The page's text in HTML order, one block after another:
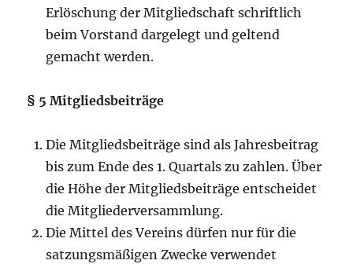
Erlöschung der Mitgliedschaft schriftlich
beim Vorstand dargelegt und geltend
gemacht werden.
§ 5 Mitgliedsbeiträge
Die Mitgliedsbeiträge sind als Jahresbeitrag
bis zum Ende des 1. Quartals zu zahlen. Über
die Höhe der Mitgliedsbeiträge entscheidet
die Mitgliederversammlung.
Die Mittel des Vereins dürfen nur für die
satzungsmäßigen Zwecke verwendet